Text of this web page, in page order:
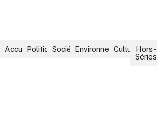
AccueilPolitiqueSociétéEnvironnementCultureHors-
Séries